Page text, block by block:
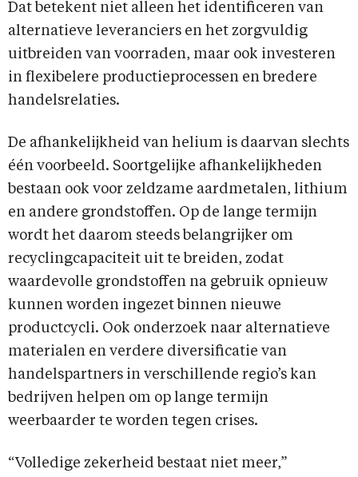
Dat betekent niet alleen het identificeren van
alternatieve leveranciers en het zorgvuldig
uitbreiden van voorraden, maar ook investeren
in flexibelere productieprocessen en bredere
handelsrelaties.
De afhankelijkheid van helium is daarvan slechts
één voorbeeld. Soortgelijke afhankelijkheden
bestaan ook voor zeldzame aardmetalen, lithium
en andere grondstoffen. Op de lange termijn
wordt het daarom steeds belangrijker om
recyclingcapaciteit uit te breiden, zodat
waardevolle grondstoffen na gebruik opnieuw
kunnen worden ingezet binnen nieuwe
productcycli. Ook onderzoek naar alternatieve
materialen en verdere diversificatie van
handelspartners in verschillende regio’s kan
bedrijven helpen om op lange termijn
weerbaarder te worden tegen crises.
“Volledige zekerheid bestaat niet meer,”